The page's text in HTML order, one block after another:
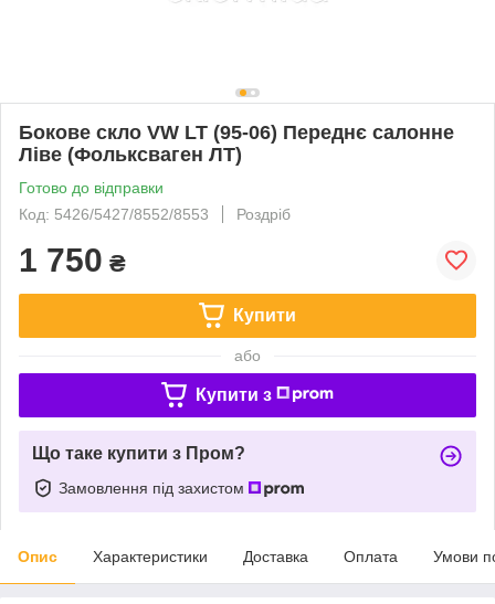
Бокове скло VW LT (95-06) Переднє салонне
Ліве (Фольксваген ЛТ)
Готово до відправки
Код: 5426/5427/8552/8553
Роздріб
1 750 ₴
Купити
або
Купити з
Що таке купити з Пром?
Замовлення під захистом
Опис Характеристики Доставка Оплата Умови